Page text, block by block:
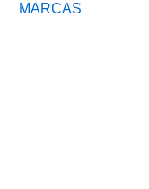
MARCAS